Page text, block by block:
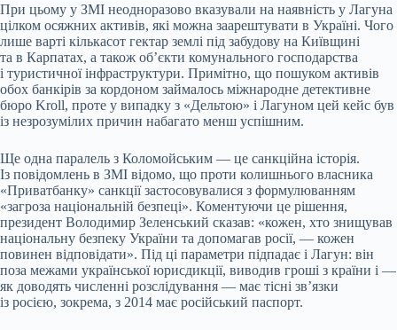
При цьому у ЗМІ неодноразово вказували на наявність у Лагуна
цілком осяжних активів, які можна заарештувати в Україні. Чого
лише варті кількасот гектар землі під забудову на Київщині
та в Карпатах, а також обʼєкти комунального господарства
і туристичної інфраструктури. Примітно, що пошуком активів
обох банкірів за кордоном займалось міжнародне детективне
бюро Kroll, проте у випадку з «Дельтою» і Лагуном цей кейс був
із незрозумілих причин набагато менш успішним.
Ще одна паралель з Коломойським — це санкційна історія.
Із повідомлень в ЗМІ відомо, що проти колишнього власника
«Приватбанку» санкції застосовувалися з формулюванням
«загроза національній безпеці». Коментуючи це рішення,
президент Володимир Зеленський сказав: «кожен, хто знищував
національну безпеку України та допомагав росії, — кожен
повинен відповідати». Під ці параметри підпадає і Лагун: він
поза межами української юрисдикції, виводив гроші з країни і —
як доводять численні розслідування — має тісні звʼязки
із росією, зокрема, з 2014 має російський паспорт.